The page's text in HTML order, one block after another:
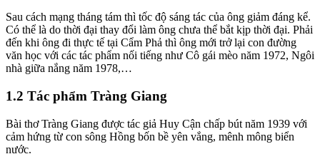
Sau cách mạng tháng tám thì tốc độ sáng tác của ông giảm đáng kể.
Có thể là do thời đại thay đổi làm ông chưa thể bắt kịp thời đại. Phải
đến khi ông đi thực tế tại Cẩm Phả thì ông mới trở lại con đường
văn học với các tác phẩm nối tiếng như Cô gái mèo năm 1972, Ngôi
nhà giữa nắng năm 1978,…
1.2 Tác phẩm Tràng Giang
Bài thơ Tràng Giang được tác giả Huy Cận chấp bút năm 1939 với
cảm hứng từ con sông Hồng bốn bề yên vắng, mênh mông biển
nước.